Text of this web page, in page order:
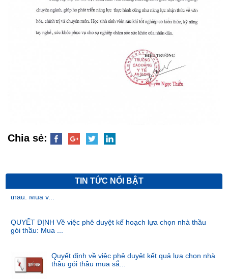
Chia sẻ:
TIN TỨC NỔI BẬT
QUYẾT ĐỊNH Về việc phê duyệt kết quả lựa chọn nhà thầu gói
QUYẾT ĐỊNH Về việc phê duyệt kế hoạch lựa chọn nhà thầu
gói thầu: Mua ...
Quyết định về việc phê duyệt kết quả lựa chọn nhà
thầu gói thầu mua sắ...